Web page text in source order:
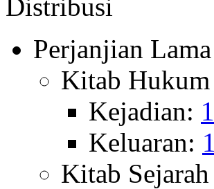
Distribusi
Perjanjian Lama
Kitab Hukum
Kejadian: 1
Keluaran: 1
Kitab Sejarah